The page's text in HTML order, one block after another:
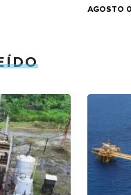
AGOSTO